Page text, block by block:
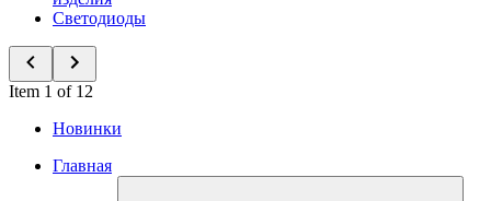
Светодиоды
Item 1 of 12
Новинки
Главная